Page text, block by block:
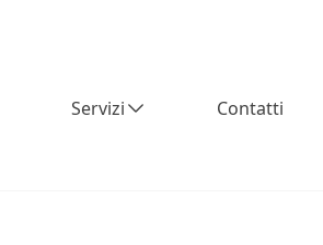
Servizi Contatti